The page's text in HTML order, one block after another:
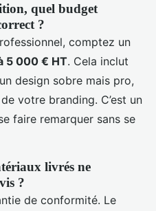
quel budget
?
comptez un
5 000 € HT. Cela inclut
design sobre mais pro,
votre branding. C’est un
faire remarquer sans se
livrés ne
?
de conformité. Le